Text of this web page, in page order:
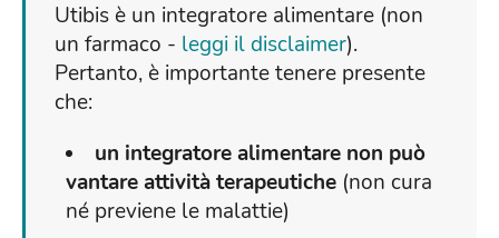
Utibis è un integratore alimentare (non
un farmaco - leggi il disclaimer).
Pertanto, è importante tenere presente
che:
un integratore alimentare non può
vantare attività terapeutiche (non cura
né previene le malattie)